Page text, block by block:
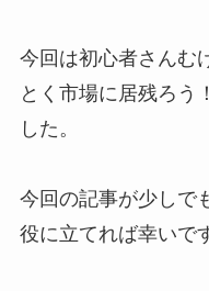
今回は初心者さんむ
とく市場に居残ろう
した。
今回の記事が少しで
役に立てれば幸いで